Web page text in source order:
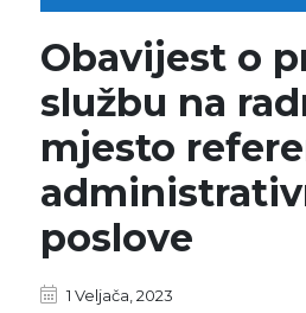
Obavijest o
službu na
mjesto
poslove
1 Veljača, 2023